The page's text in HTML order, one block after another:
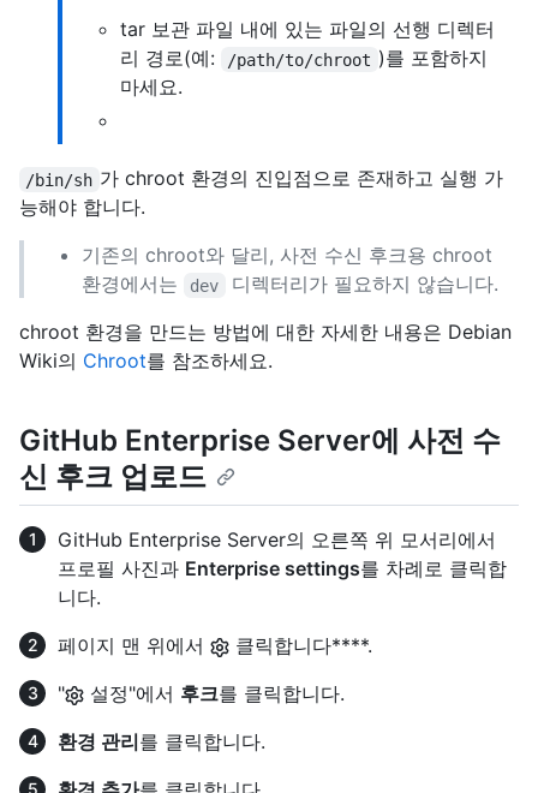
tar 보관 파일 내에 있는 파일의 선행 디렉터
리 경로(예:
/path/to/chroot )를 포함하지
마세요.
/bin/sh 가 chroot 환경의 진입점으로 존재하고 실행 가
능해야 합니다.
기존의 chroot와 달리, 사전 수신 후크용 chroot
환경에서는
dev
디렉터리가 필요하지 않습니다.
chroot 환경을 만드는 방법에 대한 자세한 내용은 Debian
Wiki의 Chroot를 참조하세요.
GitHub Enterprise Server에 사전 수
신 후크 업로드
GitHub Enterprise Server의 오른쪽 위 모서리에서
프로필 사진과 Enterprise settings를 차례로 클릭합
니다.
페이지 맨 위에서
클릭합니다****.
"
설정"에서 후크를 클릭합니다.
환경 관리를 클릭합니다.